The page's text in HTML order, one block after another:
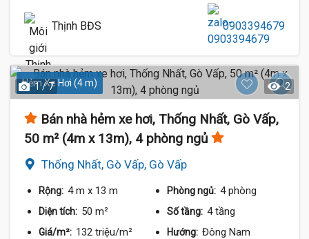
Thịnh BĐS 0903394679
Hẻm Xe Hơi (4 m)
1 / 7 2
Bán nhà hẻm xe hơi, Thống Nhất, Gò Vấp,
50 m² (4m x 13m), 4 phòng ngủ
Thống Nhất, Gò Vấp, Gò Vấp
Rộng: 4 m x 13 m Phòng ngủ: 4 phòng
Diện tích: 50 m² Số tầng: 4 tầng
Giá/m²: 132 triệu/m² Hướng: Đông Nam